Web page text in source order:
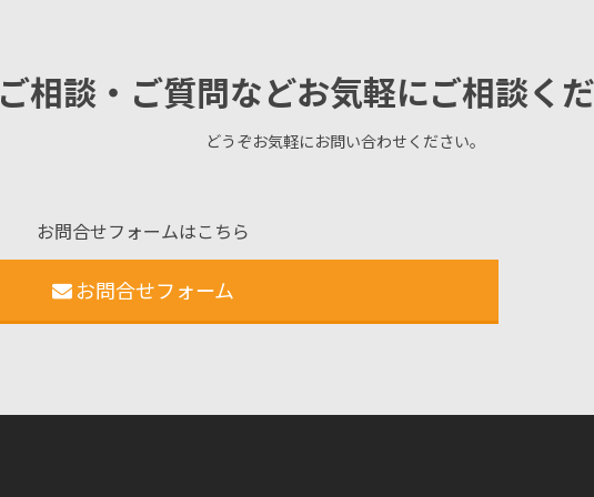
ご相談・ご質問などお気軽にご相談く
どうぞお気軽にお問い合わせください。
お問合せフォームはこちら
お問合せフォーム